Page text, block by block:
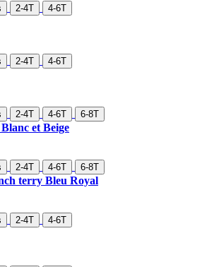
2-4T 4-6T
2-4T 4-6T
2-4T 4-6T 6-8T
et Beige
2-4T 4-6T 6-8T
terry Bleu Royal
2-4T 4-6T